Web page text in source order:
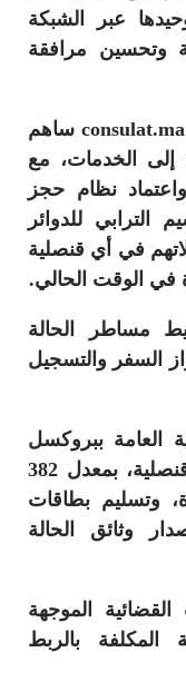
عبر الشبكة
وتحسين مرافقة
consulat.ma ساهم
إلى الخدمات، مع
نظام حجز
الترابي للدوائر
في أي قنصلية
في الوقت الحالي.
مساطر الحالة
السفر والتسجيل
العامة ببروكسل
خلال سنة 2025 نحو 85 ألف خدمة قنصلية، بمعدل 382
وتسليم بطاقات
وثائق الحالة
الموجهة
المكلفة بالربط